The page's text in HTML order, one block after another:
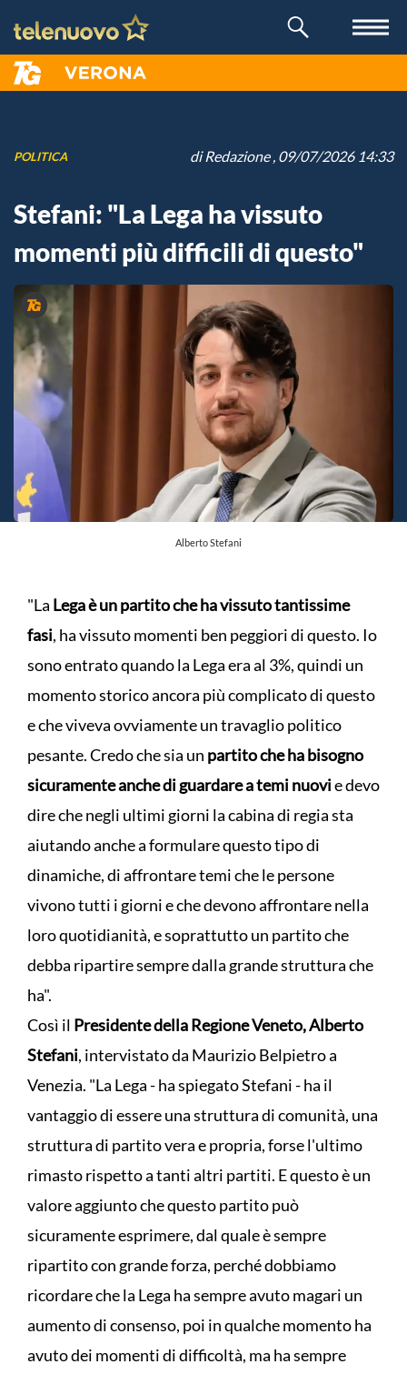
POLITICA diRedazione, 09/07/2026 14:33
Stefani: "La Lega ha vissuto
momenti più difficili di questo"
Alberto Stefani
"La Lega è un partito che ha vissuto tantissime
fasi, ha vissuto momenti ben peggiori di questo. Io
sono entrato quando la Lega era al 3%, quindi un
momento storico ancora più complicato di questo
e che viveva ovviamente un travaglio politico
pesante. Credo che sia un partito che ha bisogno
sicuramente anche di guardare a temi nuovie devo
dire che negli ultimi giorni la cabina di regia sta
aiutando anche a formulare questo tipo di
dinamiche, di affrontare temi che le persone
vivono tutti i giorni e che devono affrontare nella
loro quotidianità, e soprattutto un partito che
debba ripartire sempre dalla grande struttura che
ha".
Così il Presidente della Regione Veneto, Alberto
Stefani, intervistato da Maurizio Belpietro a
Venezia. "La Lega - ha spiegato Stefani - ha il
vantaggio di essere una struttura di comunità, una
struttura di partito vera e propria, forse l'ultimo
rimasto rispetto a tanti altri partiti. E questo è un
valore aggiunto che questo partito può
sicuramente esprimere, dal quale è sempre
ripartito con grande forza, perché dobbiamo
ricordare che la Lega ha sempre avuto magari un
aumento di consenso, poi in qualche momento ha
avuto dei momenti di difficoltà, ma ha sempre